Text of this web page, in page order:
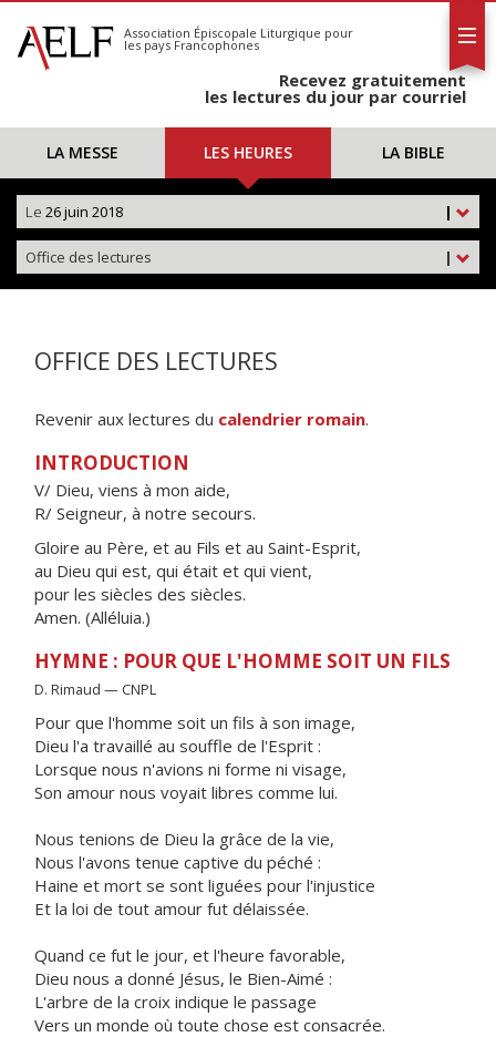
S'abonner
Calendrier
Association Épiscopale Liturgique pour
les pays Francophones
Recevez gratuitement
les lectures du jour par courriel
LA MESSE LES HEURES LA BIBLE
|
Le 26 juin 2018
|
Office des lectures
OFFICE DES LECTURES
Revenir aux lectures du calendrier romain.
INTRODUCTION
V/ Dieu, viens à mon aide,
R/ Seigneur, à notre secours.
Gloire au Père, et au Fils et au Saint-Esprit,
au Dieu qui est, qui était et qui vient,
pour les siècles des siècles.
Amen. (Alléluia.)
HYMNE : POUR QUE L'HOMME SOIT UN FILS
D. Rimaud — CNPL
Pour que l'homme soit un fils à son image,
Dieu l'a travaillé au souffle de l'Esprit :
Lorsque nous n'avions ni forme ni visage,
Son amour nous voyait libres comme lui.
Nous tenions de Dieu la grâce de la vie,
Nous l'avons tenue captive du péché :
Haine et mort se sont liguées pour l'injustice
Et la loi de tout amour fut délaissée.
Quand ce fut le jour, et l'heure favorable,
Dieu nous a donné Jésus, le Bien-Aimé :
L'arbre de la croix indique le passage
Vers un monde où toute chose est consacrée.